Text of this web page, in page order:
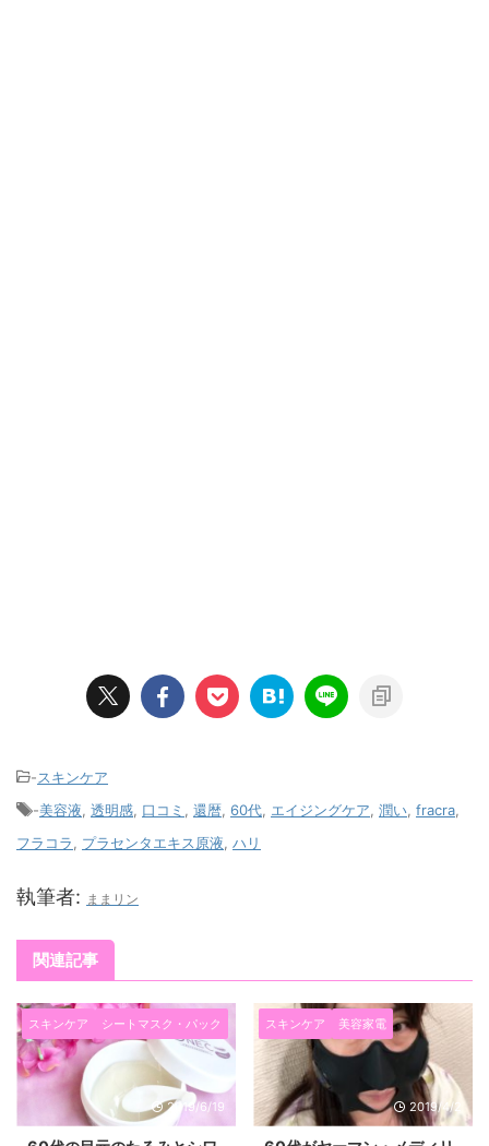
-スキンケア
-美容液 透明感 口コミ 還暦 60代 エイジングケア 潤い fracra
フラコラ
プラセンタエキス原液 ハリ
執筆者: ままリン
関連記事
スキンケア シートマスク・パック
2019/6/19
スキンケア 美容家電
2019/4/2